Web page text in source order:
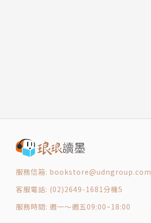
服務信箱: bookstore@udngroup.com
客服電話: (02)2649-1681分機5
服務時間: 週一～週五09:00~18:00